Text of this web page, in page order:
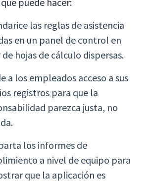
las reglas de asistencia
en un panel de control en
hojas de cálculo dispersas.
a los empleados acceso a sus
registros para que la
parezca justa, no
los informes de
a nivel de equipo para
que la aplicación es